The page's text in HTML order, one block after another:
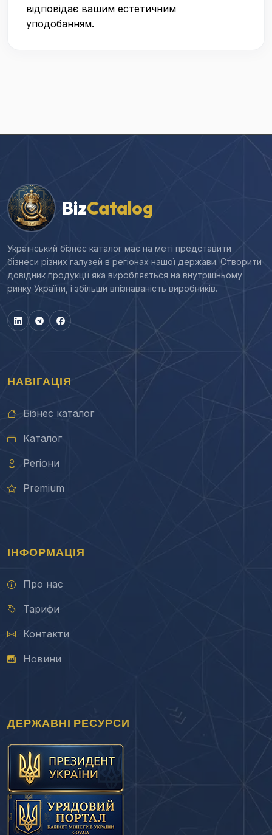
відповідає вашим естетичним
уподобанням.
BizCatalog
Український бізнес каталог має на меті представити
бізнеси різних галузей в регіонах нашої держави. Створити
довідник продукції яка виробляється на внутрішньому
ринку України, і збільши впізнаваність виробників.
НАВІГАЦІЯ
Бізнес каталог
Каталог
Регіони
Premium
ІНФОРМАЦІЯ
Про нас
Тарифи
Контакти
Новини
ДЕРЖАВНІ РЕСУРСИ